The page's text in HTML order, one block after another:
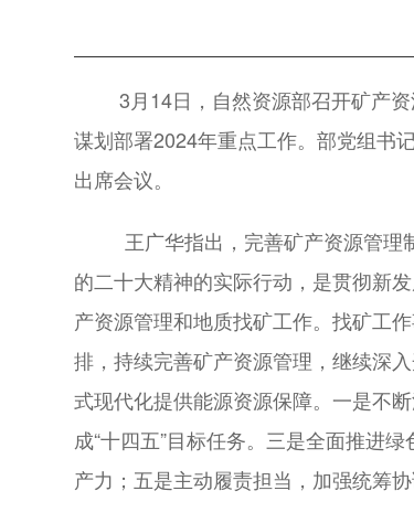
3月14日，自然资源部召开矿产
谋划部署2024年重点工作。部党组书
出席会议。
王广华指出，完善矿产资源管
的二十大精神的实际行动，是贯彻新
产资源管理和地质找矿工作。找矿工
排，持续完善矿产资源管理，继续深
式现代化提供能源资源保障。一是不
成“十四五”目标任务。三是全面推进
产力；五是主动履责担当，加强统筹